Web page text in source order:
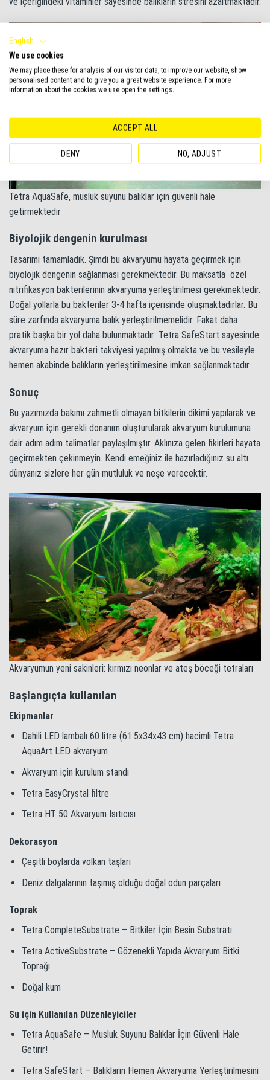
Tetra AquaSafe, musluk suyunu balıklar için güvenli hale
getirmektedir
Biyolojik dengenin kurulması
Tasarımı tamamladık. Şimdi bu akvaryumu hayata geçirmek için
biyolojik dengenin sağlanması gerekmektedir. Bu maksatla özel
nitrifikasyon bakterilerinin akvaryuma yerleştirilmesi gerekmektedir.
Doğal yollarla bu bakteriler 3-4 hafta içerisinde oluşmaktadırlar. Bu
süre zarfında akvaryuma balık yerleştirilmemelidir. Fakat daha
pratik başka bir yol daha bulunmaktadır: Tetra SafeStart sayesinde
akvaryuma hazır bakteri takviyesi yapılmış olmakta ve bu vesileyle
hemen akabinde balıkların yerleştirilmesine imkan sağlanmaktadır.
Sonuç
Bu yazımızda bakımı zahmetli olmayan bitkilerin dikimi yapılarak ve
akvaryum için gerekli donanım oluşturularak akvaryum kurulumuna
dair adım adım talimatlar paylaşılmıştır. Aklınıza gelen fikirleri hayata
geçirmekten çekinmeyin. Kendi emeğiniz ile hazırladığınız su altı
dünyanız sizlere her gün mutluluk ve neşe verecektir.
Akvaryumun yeni sakinleri: kırmızı neonlar ve ateş böceği tetraları
Başlangıçta kullanılan
Ekipmanlar
Dahili LED lambalı 60 litre (61.5x34x43 cm) hacimli Tetra
AquaArt LED akvaryum
Akvaryum için kurulum standı
Tetra EasyCrystal filtre
Tetra HT 50 Akvaryum Isıtıcısı
Dekorasyon
Çeşitli boylarda volkan taşları
Deniz dalgalarının taşımış olduğu doğal odun parçaları
Toprak
Tetra CompleteSubstrate – Bitkiler İçin Besin Substratı
Tetra ActiveSubstrate – Gözenekli Yapıda Akvaryum Bitki
Toprağı
Doğal kum
Su için Kullanılan Düzenleyiciler
Tetra AquaSafe – Musluk Suyunu Balıklar İçin Güvenli Hale
Getirir!
Tetra SafeStart – Balıkların Hemen Akvaryuma Yerleştirilmesini
English
We use cookies
We may place these for analysis of our visitor data, to improve our website, show
personalised content and to give you a great website experience. For more
information about the cookies we use open the settings.
ACCEPT ALL
DENY NO, ADJUST